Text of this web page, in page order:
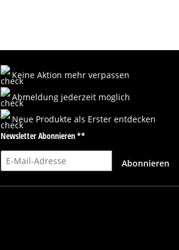
Keine Aktion mehr verpassen
Abmeldung jederzeit möglich
Neue Produkte als Erster entdecken
Newsletter Abonnieren **
E-Mail-Adresse
Abonnieren